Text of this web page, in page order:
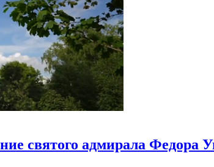
святого адмирала Федора